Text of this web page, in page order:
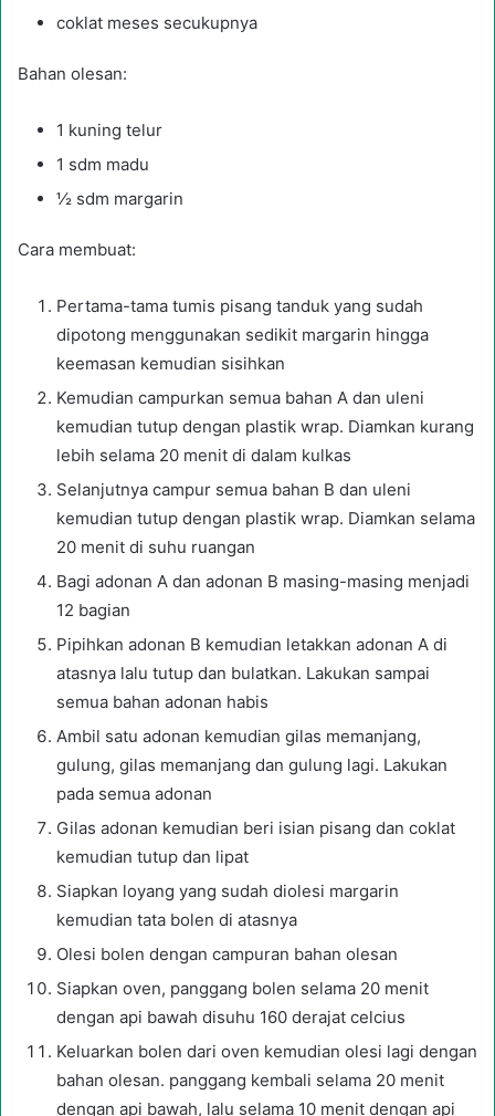
coklat meses secukupnya
Bahan olesan:
1 kuning telur
1 sdm madu
½ sdm margarin
Cara membuat:
Pertama-tama tumis pisang tanduk yang sudah
dipotong menggunakan sedikit margarin hingga
keemasan kemudian sisihkan
Kemudian campurkan semua bahan A dan uleni
kemudian tutup dengan plastik wrap. Diamkan kurang
lebih selama 20 menit di dalam kulkas
Selanjutnya campur semua bahan B dan uleni
kemudian tutup dengan plastik wrap. Diamkan selama
20 menit di suhu ruangan
Bagi adonan A dan adonan B masing-masing menjadi
12 bagian
Pipihkan adonan B kemudian letakkan adonan A di
atasnya lalu tutup dan bulatkan. Lakukan sampai
semua bahan adonan habis
Ambil satu adonan kemudian gilas memanjang,
gulung, gilas memanjang dan gulung lagi. Lakukan
pada semua adonan
Gilas adonan kemudian beri isian pisang dan coklat
kemudian tutup dan lipat
Siapkan loyang yang sudah diolesi margarin
kemudian tata bolen di atasnya
Olesi bolen dengan campuran bahan olesan
Siapkan oven, panggang bolen selama 20 menit
dengan api bawah disuhu 160 derajat celcius
Keluarkan bolen dari oven kemudian olesi lagi dengan
bahan olesan. panggang kembali selama 20 menit
dengan api bawah, lalu selama 10 menit dengan api